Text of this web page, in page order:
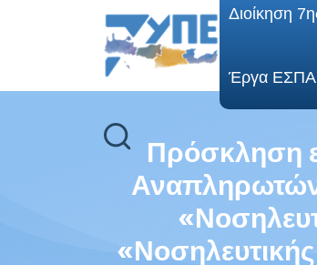
Διοίκηση
Έργα ΕΣΠΑ
End Header Section -->
Πρόσκληση
Αναπληρωτών